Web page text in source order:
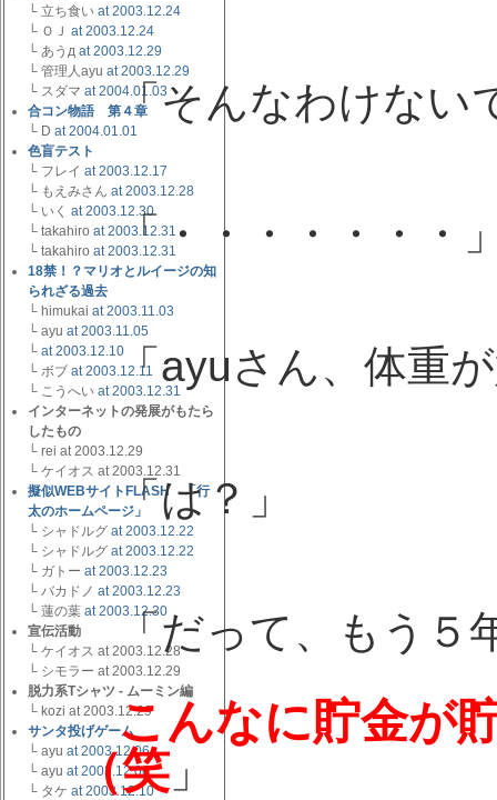
└ 立ち食い at 2003.12.24
└ ＯＪ at 2003.12.24
└ あうд at 2003.12.29
└ 管理人ayu at 2003.12.29
└ スダマ at 2004.01.03
合コン物語 第４章
└ D at 2004.01.01
色盲テスト
└ フレイ at 2003.12.17
└ もえみさん at 2003.12.28
└ いく at 2003.12.30
└ takahiro at 2003.12.31
└ takahiro at 2003.12.31
18禁！？マリオとルイージの知
られざる過去
└ himukai at 2003.11.03
└ ayu at 2003.11.05
└ at 2003.12.10
└ ボブ at 2003.12.11
└ こうへい at 2003.12.31
インターネットの発展がもたら
したもの
└ rei at 2003.12.29
└ ケイオス at 2003.12.31
擬似WEBサイトFLASH 「行
太のホームページ」
└ シャドルグ at 2003.12.22
└ シャドルグ at 2003.12.22
└ ガトー at 2003.12.23
└ バカドノ at 2003.12.23
└ 蓮の葉 at 2003.12.30
宣伝活動
└ ケイオス at 2003.12.28
└ シモラー at 2003.12.29
脱力系Tシャツ - ムーミン編
└ kozi at 2003.12.29
サンタ投げゲーム
└ ayu at 2003.12.06
└ ayu at 2003.12.06
└ タケ at 2003.12.10
看護婦
「そんなわけない
ayu「・・・・・・・
看護婦
「ayuさん、体重が
ayu「は？」
看護婦
「だって、もう５
こんなに貯金が
（笑 」